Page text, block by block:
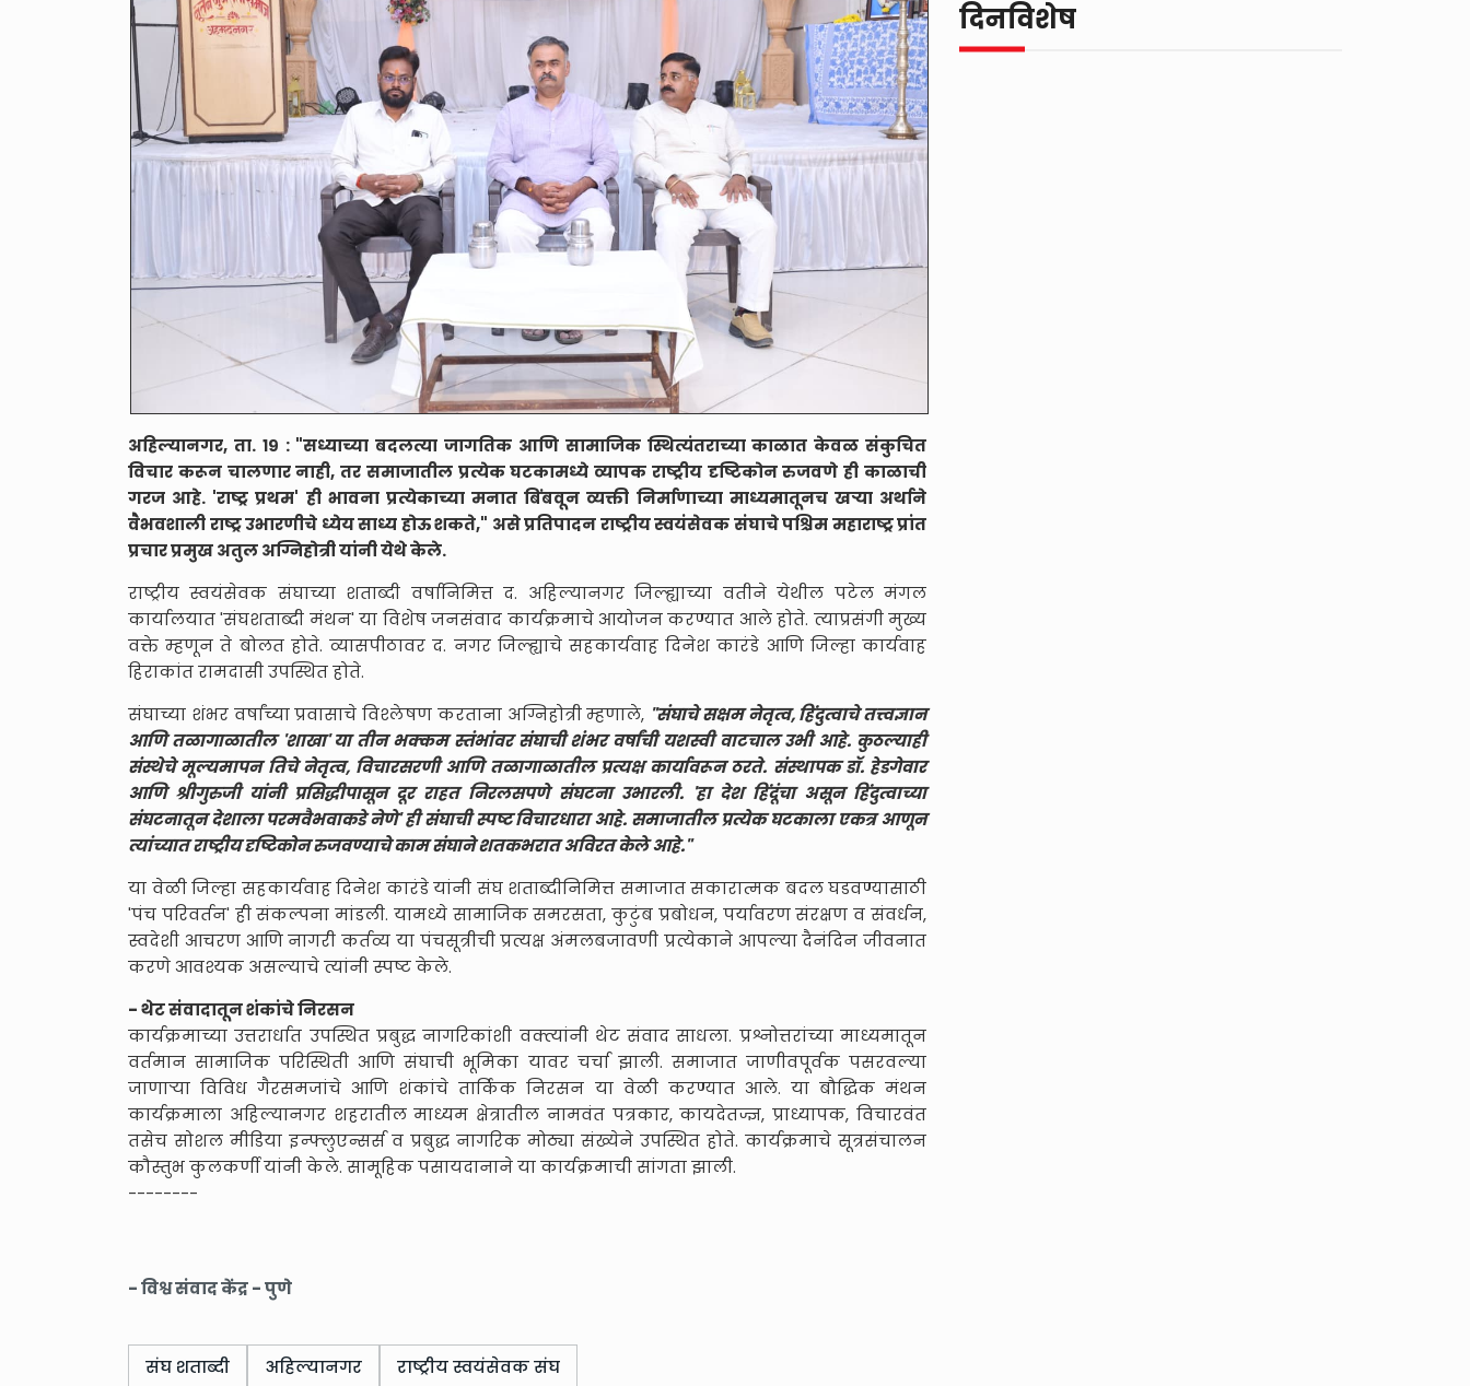
अहिल्यानगर, ता. १९ : "सध्याच्या बदलत्या जागतिक आणि सामाजिक स्थित्यंतराच्या काळात केवळ संकुचित
विचार करून चालणार नाही, तर समाजातील प्रत्येक घटकामध्ये व्यापक राष्ट्रीय दृष्टिकोन रुजवणे ही काळाची
गरज आहे. 'राष्ट्र प्रथम' ही भावना प्रत्येकाच्या मनात बिंबवून व्यक्ती निर्माणाच्या माध्यमातूनच खऱ्या अर्थाने
वैभवशाली राष्ट्र उभारणीचे ध्येय साध्य होऊ शकते," असे प्रतिपादन राष्ट्रीय स्वयंसेवक संघाचे पश्चिम महाराष्ट्र प्रांत
प्रचार प्रमुख अतुल अग्निहोत्री यांनी येथे केले.
राष्ट्रीय स्वयंसेवक संघाच्या शताब्दी वर्षानिमित्त द. अहिल्यानगर जिल्ह्याच्या वतीने येथील पटेल मंगल
कार्यालयात 'संघशताब्दी मंथन' या विशेष जनसंवाद कार्यक्रमाचे आयोजन करण्यात आले होते. त्याप्रसंगी मुख्य
वक्ते म्हणून ते बोलत होते. व्यासपीठावर द. नगर जिल्ह्याचे सहकार्यवाह दिनेश कारंडे आणि जिल्हा कार्यवाह
हिराकांत रामदासी उपस्थित होते.
संघाच्या शंभर वर्षांच्या प्रवासाचे विश्लेषण करताना अग्निहोत्री म्हणाले, "संघाचे सक्षम नेतृत्व, हिंदुत्वाचे तत्त्वज्ञान
आणि तळागाळातील 'शाखा' या तीन भक्कम स्तंभांवर संघाची शंभर वर्षांची यशस्वी वाटचाल उभी आहे. कुठल्याही
संस्थेचे मूल्यमापन तिचे नेतृत्व, विचारसरणी आणि तळागाळातील प्रत्यक्ष कार्यावरून ठरते. संस्थापक डॉ. हेडगेवार
आणि श्रीगुरुजी यांनी प्रसिद्धीपासून दूर राहत निरलसपणे संघटना उभारली. 'हा देश हिंदूंचा असून हिंदुत्वाच्या
संघटनातून देशाला परमवैभवाकडे नेणे' ही संघाची स्पष्ट विचारधारा आहे. समाजातील प्रत्येक घटकाला एकत्र आणून
त्यांच्यात राष्ट्रीय दृष्टिकोन रुजवण्याचे काम संघाने शतकभरात अविरत केले आहे."
या वेळी जिल्हा सहकार्यवाह दिनेश कारंडे यांनी संघ शताब्दीनिमित्त समाजात सकारात्मक बदल घडवण्यासाठी
'पंच परिवर्तन' ही संकल्पना मांडली. यामध्ये सामाजिक समरसता, कुटुंब प्रबोधन, पर्यावरण संरक्षण व संवर्धन,
स्वदेशी आचरण आणि नागरी कर्तव्य या पंचसूत्रीची प्रत्यक्ष अंमलबजावणी प्रत्येकाने आपल्या दैनंदिन जीवनात
करणे आवश्यक असल्याचे त्यांनी स्पष्ट केले.
- थेट संवादातून शंकांचे निरसन
कार्यक्रमाच्या उत्तरार्धात उपस्थित प्रबुद्ध नागरिकांशी वक्त्यांनी थेट संवाद साधला. प्रश्नोत्तरांच्या माध्यमातून
वर्तमान सामाजिक परिस्थिती आणि संघाची भूमिका यावर चर्चा झाली. समाजात जाणीवपूर्वक पसरवल्या
जाणाऱ्या विविध गैरसमजांचे आणि शंकांचे तार्किक निरसन या वेळी करण्यात आले. या बौद्धिक मंथन
कार्यक्रमाला अहिल्यानगर शहरातील माध्यम क्षेत्रातील नामवंत पत्रकार, कायदेतज्ज्ञ, प्राध्यापक, विचारवंत
तसेच सोशल मीडिया इन्फ्लुएन्सर्स व प्रबुद्ध नागरिक मोठ्या संख्येने उपस्थित होते. कार्यक्रमाचे सूत्रसंचालन
कौस्तुभ कुलकर्णी यांनी केले. सामूहिक पसायदानाने या कार्यक्रमाची सांगता झाली.
--------
- विश्व संवाद केंद्र - पुणे
संघ शताब्दी अहिल्यानगर राष्ट्रीय स्वयंसेवक संघ
दिनविशेष